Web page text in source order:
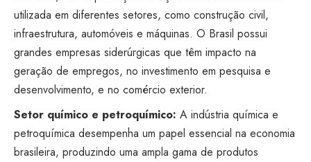
utilizada em diferentes setores, como construção civil,
infraestrutura, automóveis e máquinas. O Brasil possui
grandes empresas siderúrgicas que têm impacto na
geração de empregos, no investimento em pesquisa e
desenvolvimento, e no comércio exterior.
Setor químico e petroquímico: A indústria química e
petroquímica desempenha um papel essencial na economia
brasileira, produzindo uma ampla gama de produtos